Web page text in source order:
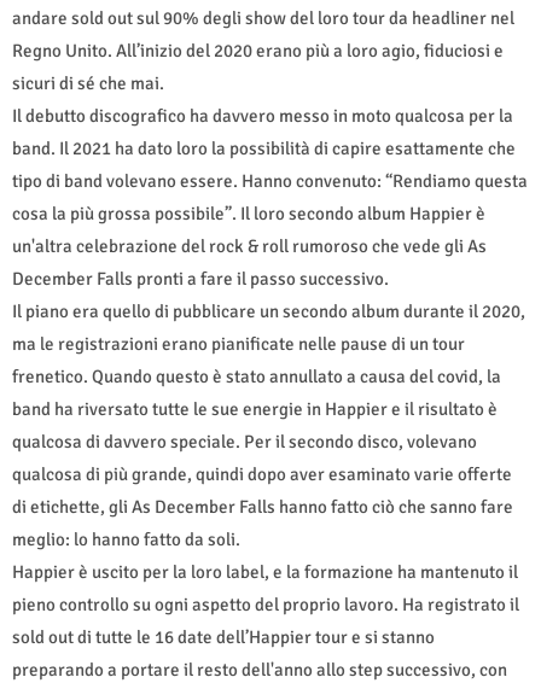
andare sold out sul 90% degli show del loro tour da headliner nel
Regno Unito. All’inizio del 2020 erano più a loro agio, fiduciosi e
sicuri di sé che mai.
Il debutto discografico ha davvero messo in moto qualcosa per la
band. Il 2021 ha dato loro la possibilità di capire esattamente che
tipo di band volevano essere. Hanno convenuto: “Rendiamo questa
cosa la più grossa possibile”. Il loro secondo album Happier è
un'altra celebrazione del rock & roll rumoroso che vede gli As
December Falls pronti a fare il passo successivo.
Il piano era quello di pubblicare un secondo album durante il 2020,
ma le registrazioni erano pianificate nelle pause di un tour
frenetico. Quando questo è stato annullato a causa del covid, la
band ha riversato tutte le sue energie in Happier e il risultato è
qualcosa di davvero speciale. Per il secondo disco, volevano
qualcosa di più grande, quindi dopo aver esaminato varie offerte
di etichette, gli As December Falls hanno fatto ciò che sanno fare
meglio: lo hanno fatto da soli.
Happier è uscito per la loro label, e la formazione ha mantenuto il
pieno controllo su ogni aspetto del proprio lavoro. Ha registrato il
sold out di tutte le 16 date dell’Happier tour e si stanno
preparando a portare il resto dell'anno allo step successivo, con